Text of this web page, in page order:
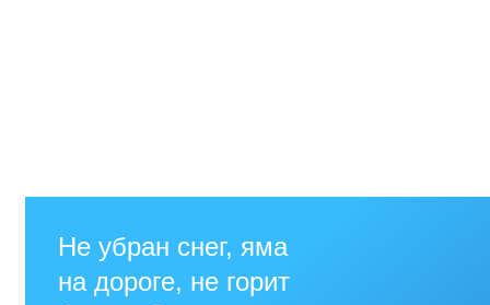
Аукционные торги
Отдел территриального
развития
Отдел АПКиООС